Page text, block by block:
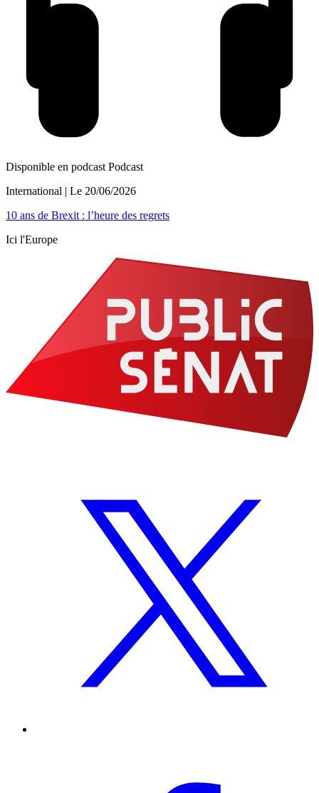
Disponible en podcast Podcast
International | Le 20/06/2026
10 ans de Brexit : l’heure des regrets
Ici l'Europe